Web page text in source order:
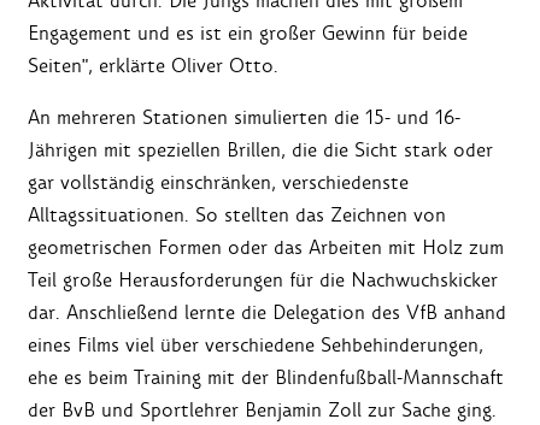
Engagement und es ist ein großer Gewinn für beide
Seiten", erklärte Oliver Otto.
An mehreren Stationen simulierten die 15- und 16-
Jährigen mit speziellen Brillen, die die Sicht stark oder
gar vollständig einschränken, verschiedenste
Alltagssituationen. So stellten das Zeichnen von
geometrischen Formen oder das Arbeiten mit Holz zum
Teil große Herausforderungen für die Nachwuchskicker
dar. Anschließend lernte die Delegation des VfB anhand
eines Films viel über verschiedene Sehbehinderungen,
ehe es beim Training mit der Blindenfußball-Mannschaft
der BvB und Sportlehrer Benjamin Zoll zur Sache ging.